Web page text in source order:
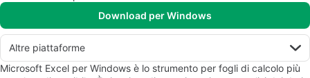
Download per Windows
Altre piattaforme
Microsoft Excel per Windows è lo strumento per fogli di calcolo più